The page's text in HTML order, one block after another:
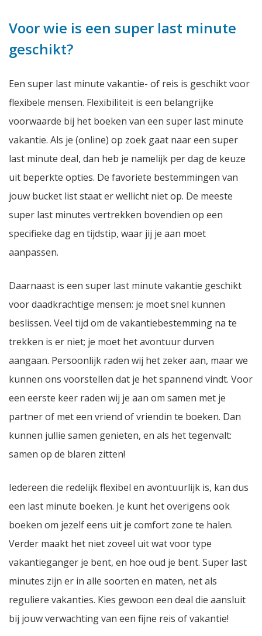
Voor wie is een super last minute
geschikt?
Een super last minute vakantie- of reis is geschikt voor
flexibele mensen. Flexibiliteit is een belangrijke
voorwaarde bij het boeken van een super last minute
vakantie. Als je (online) op zoek gaat naar een super
last minute deal, dan heb je namelijk per dag de keuze
uit beperkte opties. De favoriete bestemmingen van
jouw bucket list staat er wellicht niet op. De meeste
super last minutes vertrekken bovendien op een
specifieke dag en tijdstip, waar jij je aan moet
aanpassen.
Daarnaast is een super last minute vakantie geschikt
voor daadkrachtige mensen: je moet snel kunnen
beslissen. Veel tijd om de vakantiebestemming na te
trekken is er niet; je moet het avontuur durven
aangaan. Persoonlijk raden wij het zeker aan, maar we
kunnen ons voorstellen dat je het spannend vindt. Voor
een eerste keer raden wij je aan om samen met je
partner of met een vriend of vriendin te boeken. Dan
kunnen jullie samen genieten, en als het tegenvalt:
samen op de blaren zitten!
Iedereen die redelijk flexibel en avontuurlijk is, kan dus
een last minute boeken. Je kunt het overigens ook
boeken om jezelf eens uit je comfort zone te halen.
Verder maakt het niet zoveel uit wat voor type
vakantieganger je bent, en hoe oud je bent. Super last
minutes zijn er in alle soorten en maten, net als
reguliere vakanties. Kies gewoon een deal die aansluit
bij jouw verwachting van een fijne reis of vakantie!